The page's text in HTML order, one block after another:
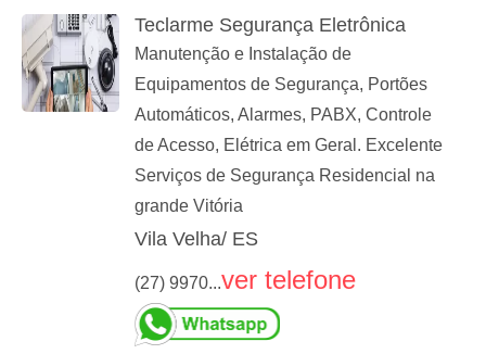
Teclarme Segurança Eletrônica
Manutenção e Instalação de
Equipamentos de Segurança, Portões
Automáticos, Alarmes, PABX, Controle
de Acesso, Elétrica em Geral. Excelente
Serviços de Segurança Residencial na
grande Vitória
Vila Velha/ ES
(27) 9970...ver telefone